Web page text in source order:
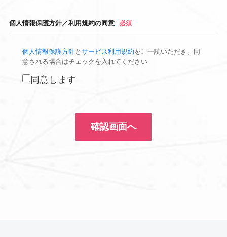
個人情報保護方針／利用規約の同意 必須
個人情報保護方針と サービス利用規約をご一読いただき、同
意される場合はチェックを入れてください
同意します
確認画面へ